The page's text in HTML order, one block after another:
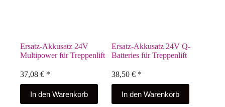
Ersatz-Akkusatz 24V
Multipower für Treppenlift
37,08 € *
In den Warenkorb
Ersatz-Akkusatz 24V Q-
Batteries für Treppenlift
38,50€ *
In den Warenkorb